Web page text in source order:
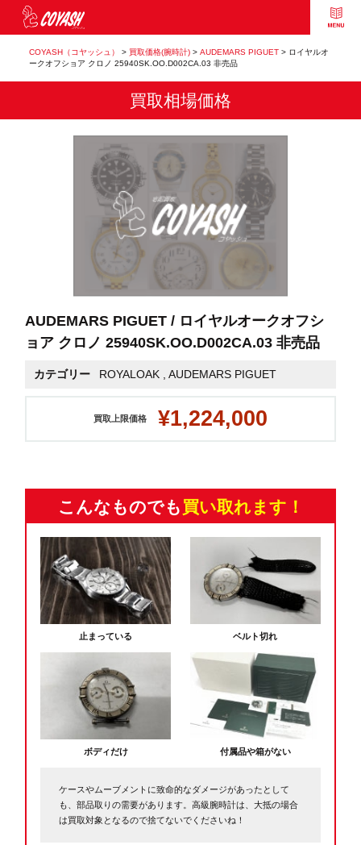
COYASH（コヤッシュ） > 買取価格(腕時計)> AUDEMARS PIGUET> ロイヤルオ
ークオフショア クロノ 25940SK.OO.D002CA.03 非売品
買取相場価格
AUDEMARS PIGUET / ロイヤルオークオフシ
ョア クロノ 25940SK.OO.D002CA.03 非売品
カテゴリー ROYALOAK , AUDEMARS PIGUET
買取上限価格 ¥1,224,000
こんなものでも 買い取れます！
止まっている ベルト切れ
ボディだけ 付属品や箱がない
ケースやムーブメントに致命的なダメージがあったとして
も、部品取りの需要があります。高級腕時計は、大抵の場合
は買取対象となるので捨てないでくださいね！